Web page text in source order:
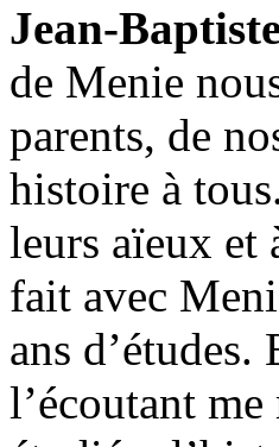
Jean-
de Menie
parents, de
histoire à
leurs aïeux et
fait avec
ans
l’écoutant